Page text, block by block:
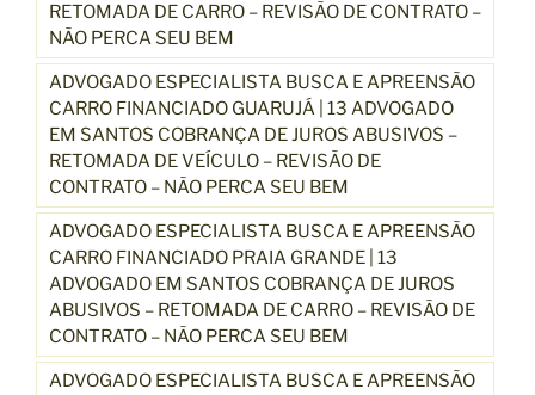
RETOMADA DE CARRO – REVISÃO DE CONTRATO –
NÃO PERCA SEU BEM
ADVOGADO ESPECIALISTA BUSCA E APREENSÃO
CARRO FINANCIADO GUARUJÁ | 13 ADVOGADO
EM SANTOS COBRANÇA DE JUROS ABUSIVOS –
RETOMADA DE VEÍCULO – REVISÃO DE
CONTRATO – NÃO PERCA SEU BEM
ADVOGADO ESPECIALISTA BUSCA E APREENSÃO
CARRO FINANCIADO PRAIA GRANDE | 13
ADVOGADO EM SANTOS COBRANÇA DE JUROS
ABUSIVOS – RETOMADA DE CARRO – REVISÃO DE
CONTRATO – NÃO PERCA SEU BEM
ADVOGADO ESPECIALISTA BUSCA E APREENSÃO